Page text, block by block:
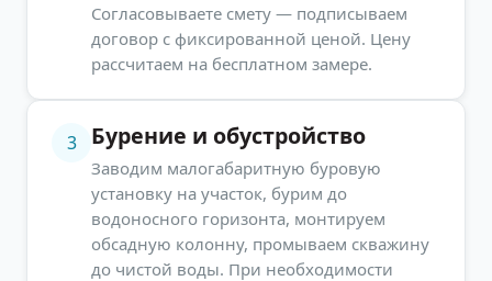
Согласовываете смету — подписываем
договор с фиксированной ценой. Цену
рассчитаем на бесплатном замере.
3 Бурение и обустройство
Заводим малогабаритную буровую
установку на участок, бурим до
водоносного горизонта, монтируем
обсадную колонну, промываем скважину
до чистой воды. При необходимости